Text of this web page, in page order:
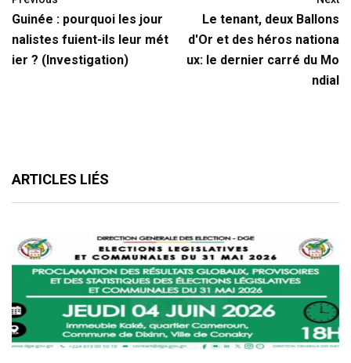
Guinée : pourquoi les jour
nalistes fuient-ils leur mét
ier ? (Investigation)
Le tenant, deux Ballons
d'Or et des héros nationa
ux: le dernier carré du Mo
ndial
ARTICLES LIÉS